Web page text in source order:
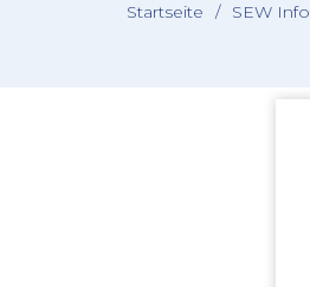
Startseite / SEW Info